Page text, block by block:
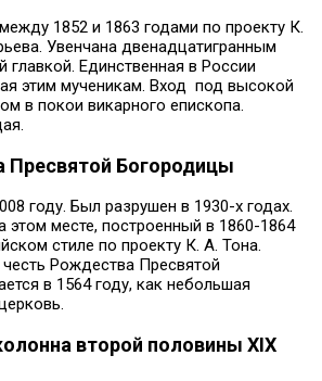
1852 и 1863 годами по проекту К.
Увенчана двенадцатигранным
главкой. Единственная в России
этим мученикам. Вход под высокой
в покои викарного епископа.
Богородицы
году. Был разрушен в 1930-х годах.
этом месте, построенный в 1860-1864
стиле по проекту К. А. Тона.
Рождества Пресвятой
в 1564 году, как небольшая
второй половины XIX